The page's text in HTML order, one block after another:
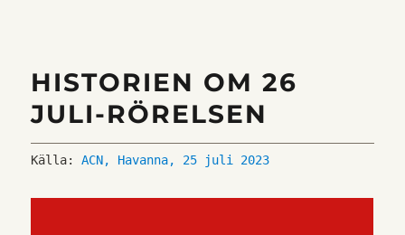
HISTORIEN OM 26
JULI-RÖRELSEN
Källa: ACN, Havanna, 25 juli 2023